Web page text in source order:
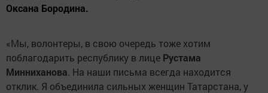
Оксана Бородина.
«Мы, волонтеры, в свою очередь тоже хотим
поблагодарить республику в лице Рустама
Минниханова. На наши письма всегда находится
отклик. Я объединила сильных женщин Татарстана, у